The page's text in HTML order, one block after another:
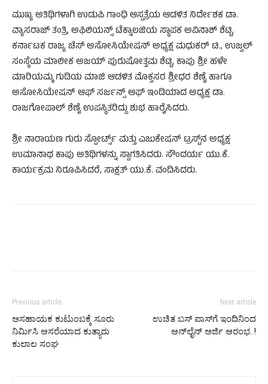
ಮುಖ್ಯ ಅತಿಥಿಗಳಾಗಿ ಉಡುಪಿ ಗಾಂಧಿ ಆಸ್ಪತ್ರೆಯ ಆಡಳಿತ ನಿರ್ದೇಶಕ ಡಾ.
ವ್ಯಾಸರಾಜ್ ತಂತ್ರಿ, ಅಫಿಲಿಯನ್ಸ್ ಟೆಕ್ನಾಲಜಿಯ ಸ್ಥಾಪಕ ಅವಿನಾಶ್ ಶೆಟ್ಟಿ,
ಕರ್ನಾಟಕ ರಾಜ್ಯ ಚೆಸ್ ಅಸೋಸಿಯೇಷನ್ ಅಧ್ಯಕ್ಷ ಮಧುಕರ್ ಟಿ., ಉಜ್ವಲ್
ಸಂಸ್ಥೆಯ ಮಾಲೀಕ ಅಜಯ್ ಪುರುಷೋತ್ತಮ ಶೆಟ್ಟಿ, ಕಾಪು ಶ್ರೀ ಹಳೇ
ಮಾರಿಯಮ್ಮ ಗುಡಿಯ ಮಾಜಿ ಆಡಳಿತ ಮೊಕ್ತಸರ ಶ್ರೀಧರ ಶೆಣೈ ಹಾಗೂ
ಅಸೋಸಿಯೇಷನ್ ಆಫ್ ಸರ್ಜನ್ಸ್ ಆಫ್ ಇಂಡಿಯಾದ ಅಧ್ಯಕ್ಷ ಡಾ.
ರಾಜಗೋಪಾಲ್ ಶೆಣೈ ಉಪಸ್ಥಿತರಿದ್ದು ಶುಭ ಹಾರೈಸಿದರು.
ಶ್ರೀ ನಾರಾಯಣ ಗುರು ಸ್ಪೋರ್ಟ್ಸ್ ಮತ್ತು ಎಜುಕೇಷನ್ ಟ್ರಸ್ಟ್‌ನ ಅಧ್ಯಕ್ಷ
ಉಮಾನಾಥ ಕಾಪು ಅತಿಥಿಗಳನ್ನು ಸ್ವಾಗತಿಸಿದರು. ಸೌಂದರ್ಯ ಯು.ಕೆ.
ಕಾರ್ಯಕ್ರಮ ನಿರೂಪಿಸಿದರೆ, ಸಾಕ್ಷತ್ ಯು.ಕೆ. ವಂದಿಸಿದರು.
Previous article
ಅಸಹಾಯಕ ಕುಟುಂಬಕ್ಕೆ ಸೂರು
ನಿರ್ಮಿಸಿ ಆಸರೆಯಾದ ಕುತ್ಯಾರು
ಕುಲಾಲ ಸಂಘ
Next article
ಉಚಿತ ಬಸ್ ಪಾಸ್‌ಗೆ ಇಂದಿನಿಂದ
ಆನ್‌ಲೈನ್ ಅರ್ಜಿ ಆರಂಭ..!